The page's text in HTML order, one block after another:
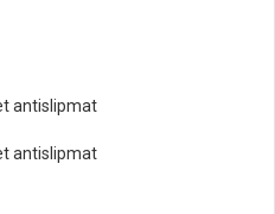
antislipmat
antislipmat